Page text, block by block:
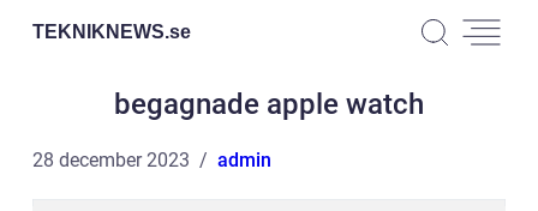
TEKNIKNEWS.se
begagnade apple watch
28 december 2023 admin